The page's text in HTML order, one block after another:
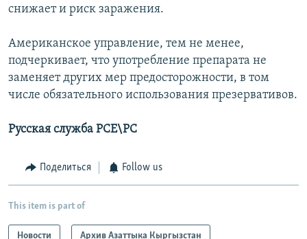
снижает и риск заражения.
Американское управление, тем не менее,
подчеркивает, что употребление препарата не
заменяет других мер предосторожности, в том
числе обязательного использования презервативов.
Русская служба РСЕ\РС
Поделиться Follow us
This item is part of
Новости Архив Азаттыка Кыргызстан